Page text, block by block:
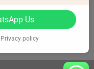
Us
policy